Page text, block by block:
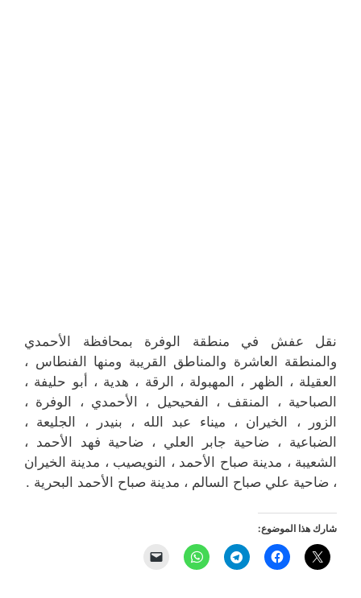
نقل عفش في منطقة الوفرة بمحافظة الأحمدي
والمنطقة العاشرة والمناطق القريبة ‎ومنها الفنطاس ،
العقيلة ، الظهر ، المهبولة ، الرقة ، هدية ، أبو حليفة ،
الصباحية ، المنقف ، الفحيحيل ، الأحمدي ، الوفرة ،
الزور ، الخيران ، ميناء عبد الله ، بنيدر ، الجليعة ،
الضباعية ، ضاحية جابر العلي ، ضاحية فهد الأحمد ،
الشعيبة ، مدينة صباح الأحمد ، النويصيب ، مدينة الخيران
، ضاحية علي صباح السالم ، مدينة صباح الأحمد البحرية .
شارك هذا الموضوع: